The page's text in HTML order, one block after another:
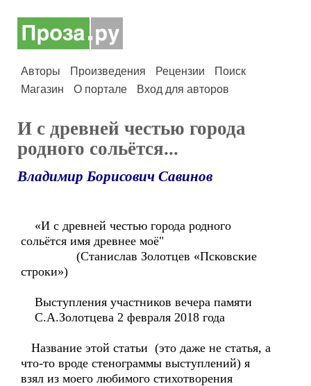
Авторы Произведения Рецензии
Поиск
Магазин
О портале Вход для авторов
И с древней честью города
родного сольётся...
Владимир Борисович Савинов
«И с древней честью города родного
сольётся имя древнее моё"
(Станислав Золотцев «Псковские
строки»)
Выступления участников вечера памяти
С.А.Золотцева 2 февраля 2018 года
Название этой статьи (это даже не статья, а
что-то вроде стенограммы выступлений) я
взял из моего любимого стихотворения